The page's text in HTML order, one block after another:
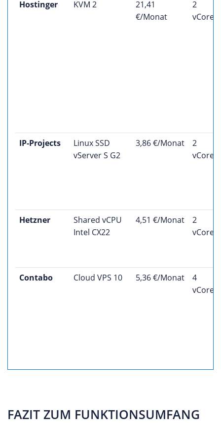
Hostinger KVM 2
21,41
€/Monat
2
vCores
IP-Projects
Linux SSD
vServer S G2
3,86 €/Monat
2
vCores
Hetzner
Shared vCPU
Intel CX22
4,51 €/Monat
2
vCores
Contabo Cloud VPS 10 5,36 €/Monat
4
vCores
FAZIT ZUM FUNKTIONSUMFANG